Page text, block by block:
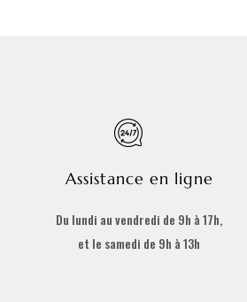
Assistance en ligne
Du lundi au vendredi de 9h à 17h,
et le samedi de 9h à 13h